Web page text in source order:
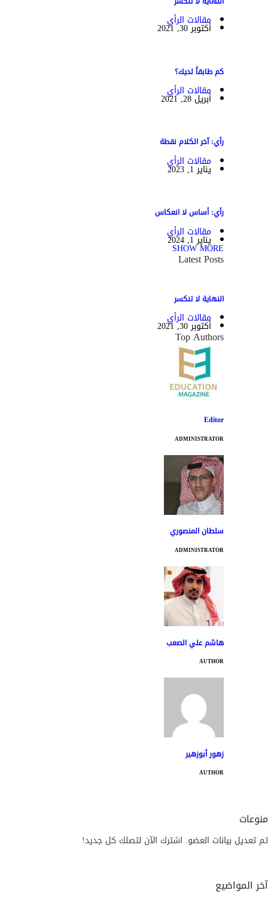
مقالات الرأي
أكتوبر 30, 2021
كم طابقاً لديك؟
مقالات الرأي
أبريل 28, 2021
رأي: آخر الكلام نقطة
مقالات الرأي
يناير 1, 2023
رأي: أساس لا انعكاس
مقالات الرأي
يناير 1, 2024
SHOW MORE
Latest Posts
النهاية لا تنكسر
مقالات الرأي
أكتوبر 30, 2021
Top Authors
Editor
ADMINISTRATOR
سلطان المنصوري
ADMINISTRATOR
هاشم علي الصعب
AUTHOR
زهور أبوزهير
AUTHOR
منوعات
تم تعديل بيانات العضو. اشترك الآن لتصلك كل جديد!
آخر المواضيع